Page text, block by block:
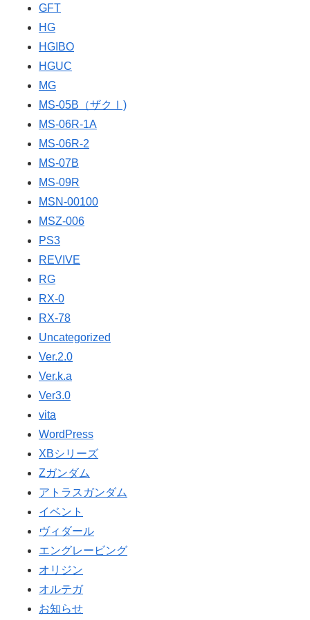
GFT
HG
HGIBO
HGUC
MG
MS-05B（ザクⅠ)
MS-06R-1A
MS-06R-2
MS-07B
MS-09R
MSN-00100
MSZ-006
PS3
REVIVE
RG
RX-0
RX-78
Uncategorized
Ver.2.0
Ver.k.a
Ver3.0
vita
WordPress
XBシリーズ
Ζガンダム
アトラスガンダム
イベント
ヴィダール
エングレービング
オリジン
オルテガ
お知らせ